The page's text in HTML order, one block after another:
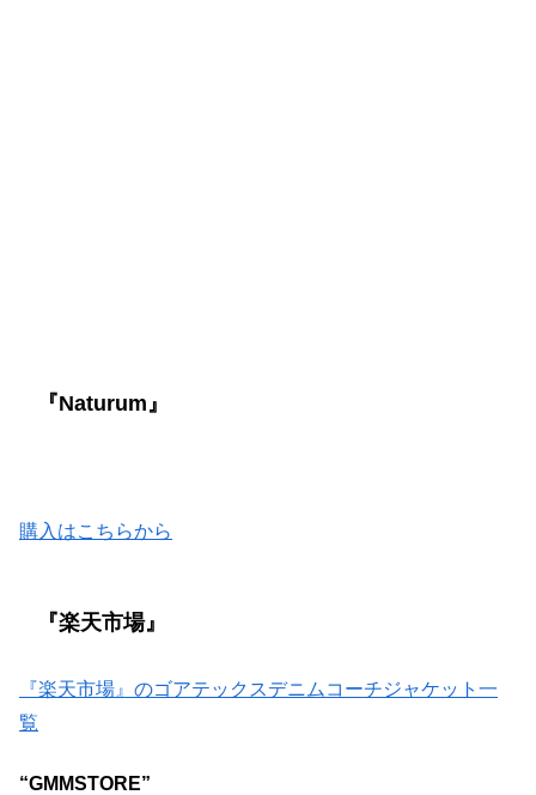
『Naturum』
購入はこちらから
『楽天市場』
『楽天市場』のゴアテックスデニムコーチジャケット一
覧
“GMMSTORE”